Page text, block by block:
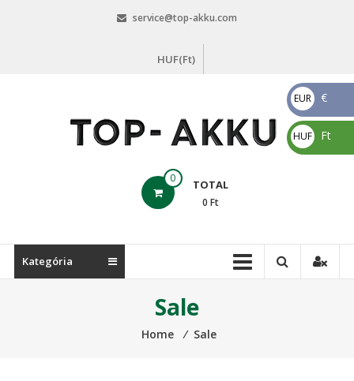
service@top-akku.com
HUF(Ft)
akku.com
0 TOTAL
0 Ft
Kategória
Sale
Home ⁄ Sale
EUR
€
€
HUF
Ft
Ft